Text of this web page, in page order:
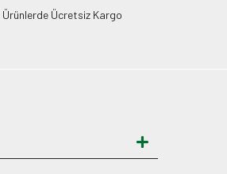
Ürünlerde Ücretsiz Kargo